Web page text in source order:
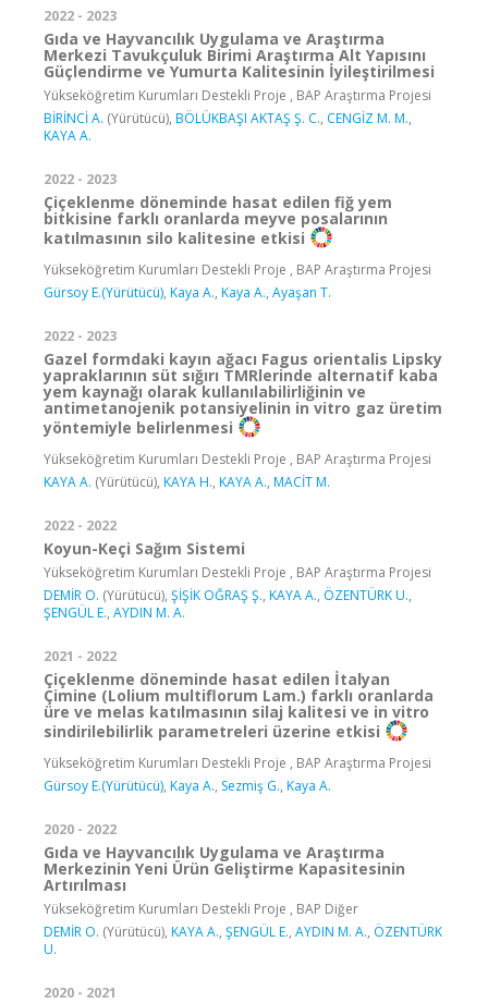
2022 - 2023
Gıda ve Hayvancılık Uygulama ve Araştırma
Merkezi Tavukçuluk Birimi Araştırma Alt Yapısını
Güçlendirme ve Yumurta Kalitesinin İyileştirilmesi
Yükseköğretim Kurumları Destekli Proje , BAP Araştırma Projesi
BİRİNCİ A. (Yürütücü), BÖLÜKBAŞI AKTAŞ Ş. C., CENGİZ M. M.,
KAYA A.
2022 - 2023
Çiçeklenme döneminde hasat edilen fiğ yem
bitkisine farklı oranlarda meyve posalarının
katılmasının silo kalitesine etkisi
Yükseköğretim Kurumları Destekli Proje , BAP Araştırma Projesi
Gürsoy E.(Yürütücü), Kaya A., Kaya A., Ayaşan T.
2022 - 2023
Gazel formdaki kayın ağacı Fagus orientalis Lipsky
yapraklarının süt sığırı TMRlerinde alternatif kaba
yem kaynağı olarak kullanılabilirliğinin ve
antimetanojenik potansiyelinin in vitro gaz üretim
yöntemiyle belirlenmesi
Yükseköğretim Kurumları Destekli Proje , BAP Araştırma Projesi
KAYA A. (Yürütücü), KAYA H., KAYA A., MACİT M.
2022 - 2022
Koyun-Keçi Sağım Sistemi
Yükseköğretim Kurumları Destekli Proje , BAP Araştırma Projesi
DEMİR O. (Yürütücü), ŞİŞİK OĞRAŞ Ş., KAYA A., ÖZENTÜRK U.,
ŞENGÜL E., AYDIN M. A.
2021 - 2022
Çiçeklenme döneminde hasat edilen İtalyan
Çimine (Lolium multiflorum Lam.) farklı oranlarda
üre ve melas katılmasının silaj kalitesi ve in vitro
sindirilebilirlik parametreleri üzerine etkisi
Yükseköğretim Kurumları Destekli Proje , BAP Araştırma Projesi
Gürsoy E.(Yürütücü), Kaya A., Sezmiş G., Kaya A.
2020 - 2022
Gıda ve Hayvancılık Uygulama ve Araştırma
Merkezinin Yeni Ürün Geliştirme Kapasitesinin
Artırılması
Yükseköğretim Kurumları Destekli Proje , BAP Diğer
DEMİR O. (Yürütücü), KAYA A., ŞENGÜL E., AYDIN M. A., ÖZENTÜRK
U.
2020 - 2021